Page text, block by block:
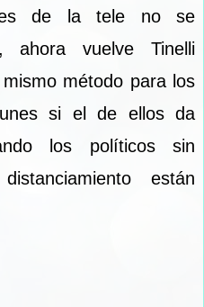
de la tele no se
ahora vuelve Tinelli
método para los
si el de ellos da
los políticos sin
están